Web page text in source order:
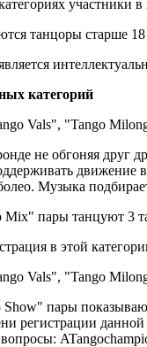
участники
танцоры старше 18
категорий
Vals", "Tango
не обгоняя друг
движение
Музыка
пары танцуют 3
в этой
Vals", "Tango
Show" пары
регистрации